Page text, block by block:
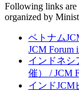
Following links are
organized by
ベトナム
JCM Forum
インドネシ
催） / JCM
インドJCM